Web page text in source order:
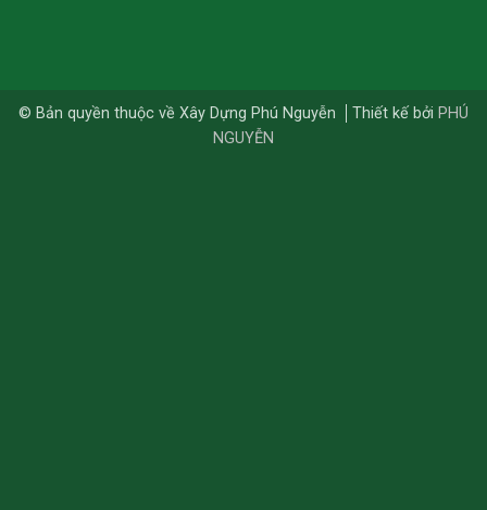
© Bản quyền thuộc về Xây Dựng Phú Nguyễn Thiết kế bởi PHÚ
NGUYỄN